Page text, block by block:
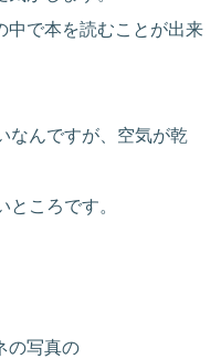
中で本を読むことが出来
なんですが、空気が乾
ころです。
の写真の